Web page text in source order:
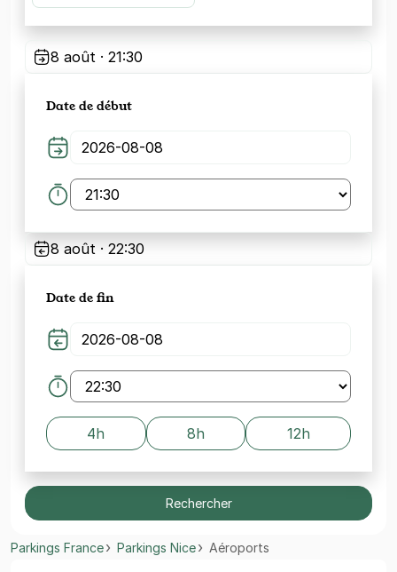
8 août · 21:30
Date de début
8 août · 22:30
Date de fin
4h 8h 12h
Rechercher
Parkings France Parkings Nice Aéroports